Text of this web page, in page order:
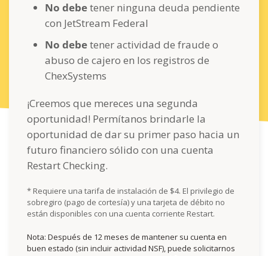
No debetener ninguna deuda pendiente
con JetStream Federal
No debetener actividad de fraude o
abuso de cajero en los registros de
ChexSystems
¡Creemos que mereces una segunda
oportunidad! Permítanos brindarle la
oportunidad de dar su primer paso hacia un
futuro financiero sólido con una cuenta
Restart Checking.
* Requiere una tarifa de instalación de $4. El privilegio de
sobregiro (pago de cortesía) y una tarjeta de débito no
están disponibles con una cuenta corriente Restart.
Nota: Después de 12 meses de mantener su cuenta en
buen estado (sin incluir actividad NSF), puede solicitarnos